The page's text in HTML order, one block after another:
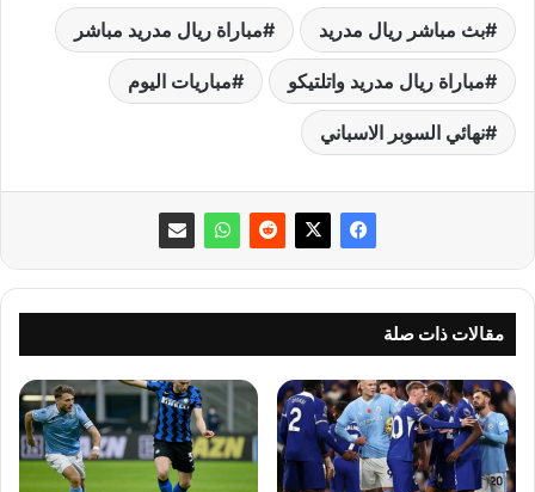
بث مباشر ريال مدريد مباراة ريال مدريد مباشر
مباراة ريال مدريد واتلتيكو مباريات اليوم
نهائي السوبر الاسباني
مقالات ذات صلة